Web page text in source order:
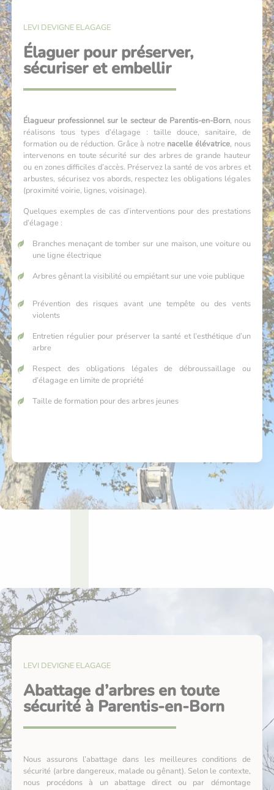
LEVI DEVIGNE ELAGAGE
Élaguer pour préserver,
sécuriser et embellir
Élagueur professionnel sur le secteur de Parentis-en-Born, nous
réalisons tous types d’élagage : taille douce, sanitaire, de
formation ou de réduction. Grâce à notre nacelle élévatrice, nous
intervenons en toute sécurité sur des arbres de grande hauteur
ou en zones difficiles d’accès. Préservez la santé de vos arbres et
arbustes, sécurisez vos abords, respectez les obligations légales
(proximité voirie, lignes, voisinage).
Quelques exemples de cas d’interventions pour des prestations
d’élagage :
Branches menaçant de tomber sur une maison, une voiture ou
une ligne électrique
Arbres gênant la visibilité ou empiétant sur une voie publique
Prévention des risques avant une tempête ou des vents
violents
Entretien régulier pour préserver la santé et l’esthétique d’un
arbre
Respect des obligations légales de débroussaillage ou
d’élagage en limite de propriété
Taille de formation pour des arbres jeunes
LEVI DEVIGNE ELAGAGE
Abattage d’arbres en toute
sécurité à Parentis-en-Born
Nous assurons l’abattage dans les meilleures conditions de
sécurité (arbre dangereux, malade ou gênant). Selon le contexte,
nous procédons à un abattage direct ou par démontage